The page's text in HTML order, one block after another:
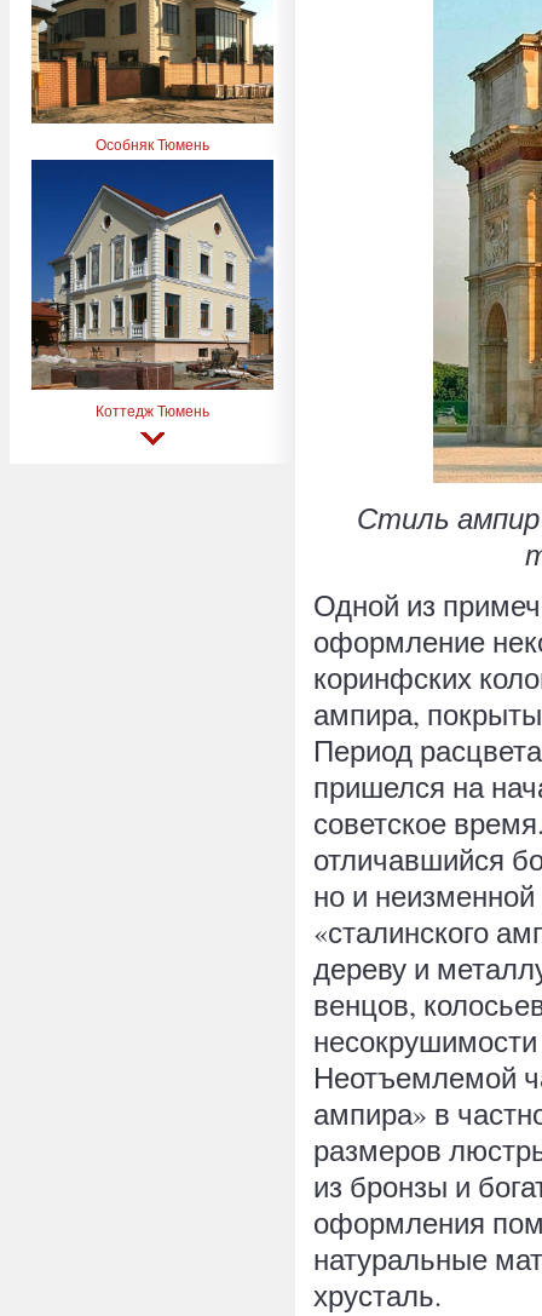
Особняк Тюмень
Коттедж Тюмень
Стиль
Одной из
оформление
коринфских
ампира,
Период
пришелся на
советское
отличавшийся
но и
«сталинского
дереву и
венцов,
Неотъемлемой
ампира» в
размеров
из бронзы и
оформления
натуральные
хрусталь.